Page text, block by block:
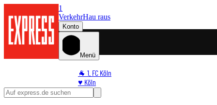
1
VerkehrHau raus
Konto
Menü
🐐 1. FC Köln
♥️ Köln
⭐ Promi